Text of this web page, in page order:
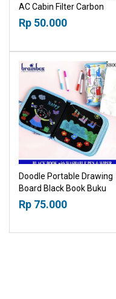
AC Cabin Filter Carbon
Suzuki Ertiga 2012-2018
18015030
Rp 50.000
Doodle Portable Drawing
Board Black Book Buku
Papan Tulis Hitam Gambar
Buku Tulis Bisa Dihapus
Rp 75.000